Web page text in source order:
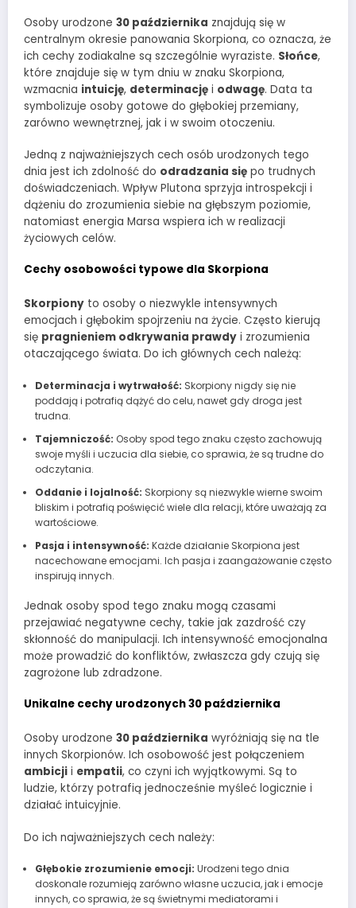
Osoby urodzone 30 października znajdują się w
centralnym okresie panowania Skorpiona, co oznacza, że
ich cechy zodiakalne są szczególnie wyraziste. Słońce,
które znajduje się w tym dniu w znaku Skorpiona,
wzmacnia intuicję, determinację i odwagę. Data ta
symbolizuje osoby gotowe do głębokiej przemiany,
zarówno wewnętrznej, jak i w swoim otoczeniu.
Jedną z najważniejszych cech osób urodzonych tego
dnia jest ich zdolność do odradzania się po trudnych
doświadczeniach. Wpływ Plutona sprzyja introspekcji i
dążeniu do zrozumienia siebie na głębszym poziomie,
natomiast energia Marsa wspiera ich w realizacji
życiowych celów.
Cechy osobowości typowe dla Skorpiona
Skorpiony to osoby o niezwykle intensywnych
emocjach i głębokim spojrzeniu na życie. Często kierują
się pragnieniem odkrywania prawdy i zrozumienia
otaczającego świata. Do ich głównych cech należą:
Determinacja i wytrwałość: Skorpiony nigdy się nie
poddają i potrafią dążyć do celu, nawet gdy droga jest
trudna.
Tajemniczość: Osoby spod tego znaku często zachowują
swoje myśli i uczucia dla siebie, co sprawia, że są trudne do
odczytania.
Oddanie i lojalność: Skorpiony są niezwykle wierne swoim
bliskim i potrafią poświęcić wiele dla relacji, które uważają za
wartościowe.
Pasja i intensywność: Każde działanie Skorpiona jest
nacechowane emocjami. Ich pasja i zaangażowanie często
inspirują innych.
Jednak osoby spod tego znaku mogą czasami
przejawiać negatywne cechy, takie jak zazdrość czy
skłonność do manipulacji. Ich intensywność emocjonalna
może prowadzić do konfliktów, zwłaszcza gdy czują się
zagrożone lub zdradzone.
Unikalne cechy urodzonych 30 października
Osoby urodzone 30 października wyróżniają się na tle
innych Skorpionów. Ich osobowość jest połączeniem
ambicji i empatii, co czyni ich wyjątkowymi. Są to
ludzie, którzy potrafią jednocześnie myśleć logicznie i
działać intuicyjnie.
Do ich najważniejszych cech należy:
Głębokie zrozumienie emocji: Urodzeni tego dnia
doskonale rozumieją zarówno własne uczucia, jak i emocje
innych, co sprawia, że są świetnymi mediatorami i